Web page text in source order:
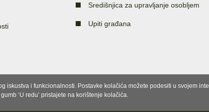
Središnjica za upravljanje osobljem
Upiti građana
iskustva i funkcionalnosti. Postavke kolačića možete podesiti u svojem
‘U redu’ pristajete na korištenje kolačića.